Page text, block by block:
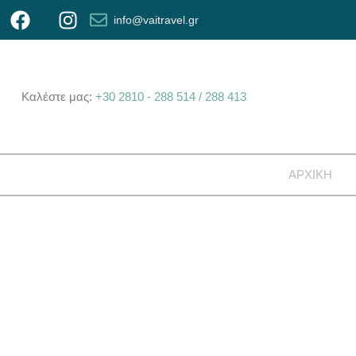
info@vaitravel.gr
Καλέστε μας: +30 2810 - 288 514 / 288 413
ΑΡΧΙΚΗ